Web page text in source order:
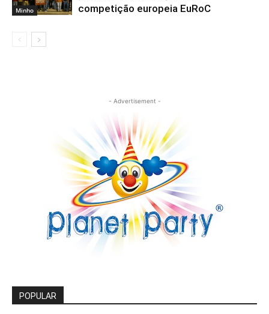
Minho
competição europeia EuRoC
- Advertisement -
POPULAR